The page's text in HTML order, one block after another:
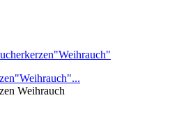
Weihrauch